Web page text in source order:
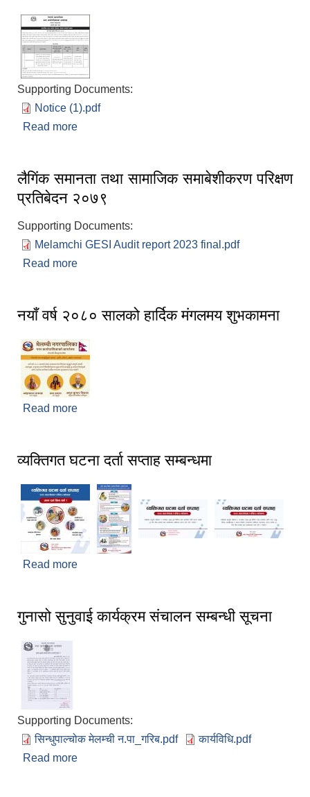
Supporting Documents:
Notice (1).pdf
Read more
लैगिंक समानता तथा सामाजिक समाबेशीकरण परिक्षण
प्रतिबेदन २०७९
Supporting Documents:
Melamchi GESI Audit report 2023 final.pdf
Read more
नयाँ वर्ष २०८० सालको हार्दिक मंगलमय शुभकामना
Read more
व्यक्तिगत घटना दर्ता सप्ताह सम्बन्धमा
Read more
गुनासो सुनुवाई कार्यक्रम संचालन सम्बन्धी सूचना
Supporting Documents:
सिन्धुपाल्चोक मेलम्ची न.पा_गरिब.pdf
कार्यविधि.pdf
Read more